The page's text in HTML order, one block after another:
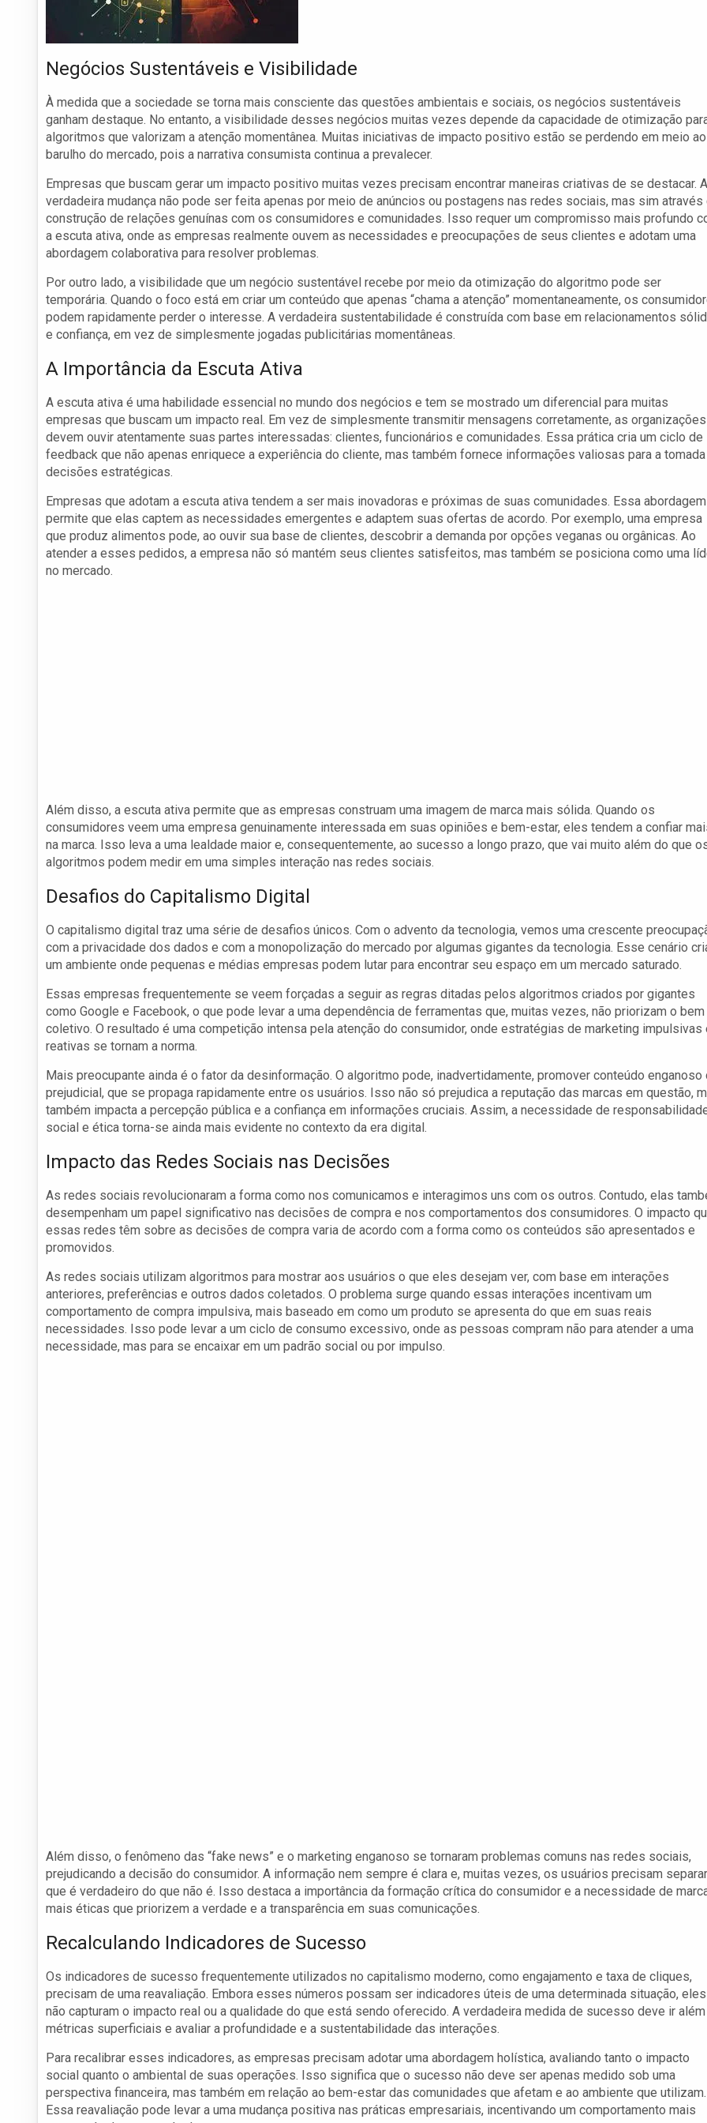
Negócios Sustentáveis e Visibilidade
À medida que a sociedade se torna mais consciente das questões ambientais e sociais, os negócios sustentáveis
ganham destaque. No entanto, a visibilidade desses negócios muitas vezes depende da capacidade de otimização
algoritmos que valorizam a atenção momentânea. Muitas iniciativas de impacto positivo estão se perdendo em meio ao
barulho do mercado, pois a narrativa consumista continua a prevalecer.
Empresas que buscam gerar um impacto positivo muitas vezes precisam encontrar maneiras criativas de se destacar. A
verdadeira mudança não pode ser feita apenas por meio de anúncios ou postagens nas redes sociais, mas sim através
construção de relações genuínas com os consumidores e comunidades. Isso requer um compromisso mais profundo
a escuta ativa, onde as empresas realmente ouvem as necessidades e preocupações de seus clientes e adotam uma
abordagem colaborativa para resolver problemas.
Por outro lado, a visibilidade que um negócio sustentável recebe por meio da otimização do algoritmo pode ser
temporária. Quando o foco está em criar um conteúdo que apenas “chama a atenção” momentaneamente, os
podem rapidamente perder o interesse. A verdadeira sustentabilidade é construída com base em relacionamentos
e confiança, em vez de simplesmente jogadas publicitárias momentâneas.
A Importância da Escuta Ativa
A escuta ativa é uma habilidade essencial no mundo dos negócios e tem se mostrado um diferencial para muitas
empresas que buscam um impacto real. Em vez de simplesmente transmitir mensagens corretamente, as organizações
devem ouvir atentamente suas partes interessadas: clientes, funcionários e comunidades. Essa prática cria um ciclo de
feedback que não apenas enriquece a experiência do cliente, mas também fornece informações valiosas para a
decisões estratégicas.
Empresas que adotam a escuta ativa tendem a ser mais inovadoras e próximas de suas comunidades. Essa abordagem
permite que elas captem as necessidades emergentes e adaptem suas ofertas de acordo. Por exemplo, uma empresa
que produz alimentos pode, ao ouvir sua base de clientes, descobrir a demanda por opções veganas ou orgânicas. Ao
atender a esses pedidos, a empresa não só mantém seus clientes satisfeitos, mas também se posiciona como uma
no mercado.
Além disso, a escuta ativa permite que as empresas construam uma imagem de marca mais sólida. Quando os
consumidores veem uma empresa genuinamente interessada em suas opiniões e bem-estar, eles tendem a confiar
na marca. Isso leva a uma lealdade maior e, consequentemente, ao sucesso a longo prazo, que vai muito além do que
algoritmos podem medir em uma simples interação nas redes sociais.
Desafios do Capitalismo Digital
O capitalismo digital traz uma série de desafios únicos. Com o advento da tecnologia, vemos uma crescente
com a privacidade dos dados e com a monopolização do mercado por algumas gigantes da tecnologia. Esse cenário
um ambiente onde pequenas e médias empresas podem lutar para encontrar seu espaço em um mercado saturado.
Essas empresas frequentemente se veem forçadas a seguir as regras ditadas pelos algoritmos criados por gigantes
como Google e Facebook, o que pode levar a uma dependência de ferramentas que, muitas vezes, não priorizam o bem
coletivo. O resultado é uma competição intensa pela atenção do consumidor, onde estratégias de marketing impulsivas
reativas se tornam a norma.
Mais preocupante ainda é o fator da desinformação. O algoritmo pode, inadvertidamente, promover conteúdo enganoso
prejudicial, que se propaga rapidamente entre os usuários. Isso não só prejudica a reputação das marcas em questão,
também impacta a percepção pública e a confiança em informações cruciais. Assim, a necessidade de
social e ética torna-se ainda mais evidente no contexto da era digital.
Impacto das Redes Sociais nas Decisões
As redes sociais revolucionaram a forma como nos comunicamos e interagimos uns com os outros. Contudo, elas
desempenham um papel significativo nas decisões de compra e nos comportamentos dos consumidores. O impacto
essas redes têm sobre as decisões de compra varia de acordo com a forma como os conteúdos são apresentados e
promovidos.
As redes sociais utilizam algoritmos para mostrar aos usuários o que eles desejam ver, com base em interações
anteriores, preferências e outros dados coletados. O problema surge quando essas interações incentivam um
comportamento de compra impulsiva, mais baseado em como um produto se apresenta do que em suas reais
necessidades. Isso pode levar a um ciclo de consumo excessivo, onde as pessoas compram não para atender a uma
necessidade, mas para se encaixar em um padrão social ou por impulso.
Além disso, o fenômeno das “fake news” e o marketing enganoso se tornaram problemas comuns nas redes sociais,
prejudicando a decisão do consumidor. A informação nem sempre é clara e, muitas vezes, os usuários precisam
que é verdadeiro do que não é. Isso destaca a importância da formação crítica do consumidor e a necessidade de
mais éticas que priorizem a verdade e a transparência em suas comunicações.
Recalculando Indicadores de Sucesso
Os indicadores de sucesso frequentemente utilizados no capitalismo moderno, como engajamento e taxa de cliques,
precisam de uma reavaliação. Embora esses números possam ser indicadores úteis de uma determinada situação, eles
não capturam o impacto real ou a qualidade do que está sendo oferecido. A verdadeira medida de sucesso deve ir
métricas superficiais e avaliar a profundidade e a sustentabilidade das interações.
Para recalibrar esses indicadores, as empresas precisam adotar uma abordagem holística, avaliando tanto o impacto
social quanto o ambiental de suas operações. Isso significa que o sucesso não deve ser apenas medido sob uma
perspectiva financeira, mas também em relação ao bem-estar das comunidades que afetam e ao ambiente que utilizam.
Essa reavaliação pode levar a uma mudança positiva nas práticas empresariais, incentivando um comportamento mais